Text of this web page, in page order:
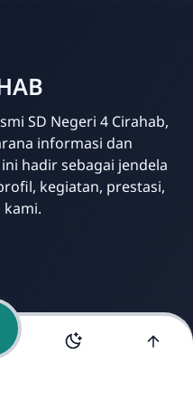
Admin
Online
SD Negeri 4 Cirahab,
informasi dan
hadir sebagai jendela
kegiatan, prestasi,